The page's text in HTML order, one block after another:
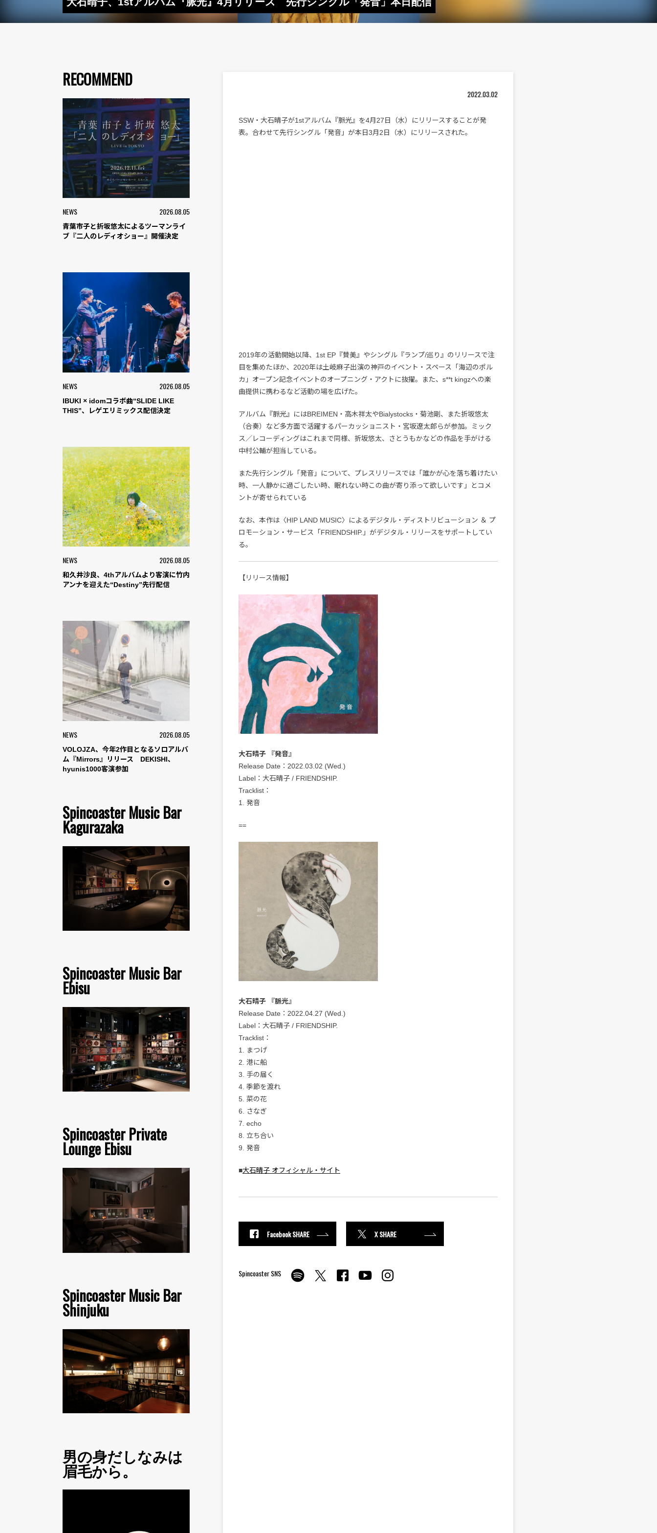
RECOMMEND
NEWS 2026.08.05
青葉市子と折坂悠太によるツーマンライ
ブ『二人のレディオショー』開催決定
NEWS 2026.08.05
IBUKI × idomコラボ曲“SLIDE LIKE
THIS”、レゲエリミックス配信決定
NEWS 2026.08.05
和久井沙良、4thアルバムより客演に竹内
アンナを迎えた“Destiny”先行配信
NEWS 2026.08.05
VOLOJZA、今年2作目となるソロアルバ
ム『Mirrors』リリース DEKISHI、
hyunis1000客演参加
Spincoaster Music Bar
Kagurazaka
Spincoaster Music Bar
Ebisu
Spincoaster Private
Lounge Ebisu
Spincoaster Music Bar
Shinjuku
男の身だしなみは
眉毛から。
2022.03.02
SSW・大石晴子が1stアルバム『脈光』を4月27日（水）にリリースすることが発
表。合わせて先行シングル「発音」が本日3月2日（水）にリリースされた。
2019年の活動開始以降、1st EP『賛美』やシングル『ランプ/巡り』のリリースで注
目を集めたほか、2020年は土岐麻子出演の神戸のイベント・スペース「海辺のポル
カ」オープン記念イベントのオープニング・アクトに抜擢。また、s**t kingzへの楽
曲提供に携わるなど活動の場を広げた。
アルバム『脈光』にはBREIMEN・高木祥太やBialystocks・菊池剛、また折坂悠太
（合奏）など多方面で活躍するパーカッショニスト・宮坂遼太郎らが参加。ミック
ス／レコーディングはこれまで同様、折坂悠太、さとうもかなどの作品を手がける
中村公輔が担当している。
また先行シングル「発音」について、プレスリリースでは「誰かが心を落ち着けたい
時、一人静かに過ごしたい時、眠れない時この曲が寄り添って欲しいです」とコメ
ントが寄せられている
なお、本作は〈HIP LAND MUSIC〉によるデジタル・ディストリビューション ＆ プ
ロモーション・サービス「FRIENDSHIP.」がデジタル・リリースをサポートしてい
る。
【リリース情報】
大石晴子 『発音』
Release Date：2022.03.02 (Wed.)
Label：大石晴子 / FRIENDSHIP.
Tracklist：
1. 発音
==
大石晴子 『脈光』
Release Date：2022.04.27 (Wed.)
Label：大石晴子 / FRIENDSHIP.
Tracklist：
1. まつげ
2. 港に船
3. 手の届く
4. 季節を渡︎れ
5. 菜の花
6. さなぎ
7. echo
8. 立ち合い
9. 発音
■大石晴子 オフィシャル・サイト
Facebook SHARE X SHARE
Spincoaster SNS